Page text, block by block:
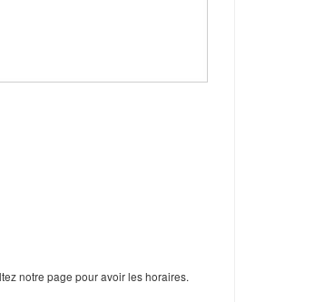
notre page pour avoir les horaires.